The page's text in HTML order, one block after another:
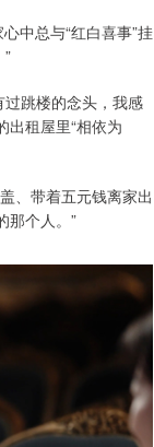
中总与“红白喜事”挂
过跳楼的念头，我感
出租屋里“相依为
、带着五元钱离家出
那个人。”